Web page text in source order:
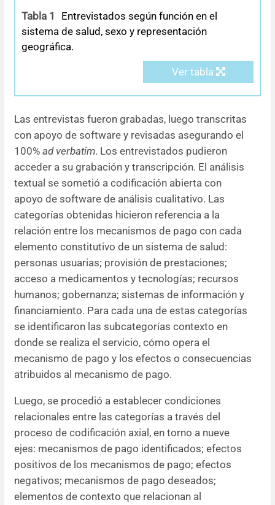
Tabla 1
Entrevistados según función en el
sistema de salud, sexo y representación
geográfica.
Ver tabla
Las entrevistas fueron grabadas, luego transcritas
con apoyo de software y revisadas asegurando el
100% ad verbatim. Los entrevistados pudieron
acceder a su grabación y transcripción. El análisis
textual se sometió a codificación abierta con
apoyo de software de análisis cualitativo. Las
categorías obtenidas hicieron referencia a la
relación entre los mecanismos de pago con cada
elemento constitutivo de un sistema de salud:
personas usuarias; provisión de prestaciones;
acceso a medicamentos y tecnologías; recursos
humanos; gobernanza; sistemas de información y
financiamiento. Para cada una de estas categorías
se identificaron las subcategorías contexto en
donde se realiza el servicio, cómo opera el
mecanismo de pago y los efectos o consecuencias
atribuidos al mecanismo de pago.
Luego, se procedió a establecer condiciones
relacionales entre las categorías a través del
proceso de codificación axial, en torno a nueve
ejes: mecanismos de pago identificados; efectos
positivos de los mecanismos de pago; efectos
negativos; mecanismos de pago deseados;
elementos de contexto que relacionan al